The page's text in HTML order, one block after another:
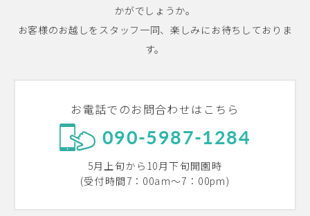
かがでしょうか。
お客様のお越しをスタッフ一同、楽しみにお待ちしておりま
す。
お電話でのお問合わせはこちら
090-5987-1284
5月上旬から10月下旬開園時
(受付時間7：00am～7：00pm)